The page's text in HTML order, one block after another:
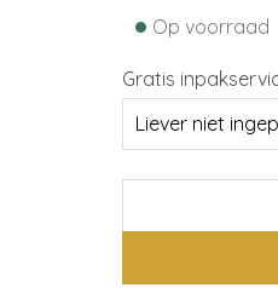
• Op voorraad
Gratis